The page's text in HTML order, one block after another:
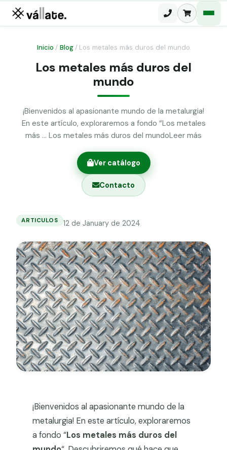
Malla electrosoldada
Malla ganadera
Malla simple torsión
Malla triple torsión
Puerta acceso peatonal
Poste malla Hércules
Poste malla simple torsión
Alambre de espino galvanizado
Alambre liso galvanizado
Malla ocultación 70 g/m² verde
Grapadora
Grapas a-18
Tensor galvanizado
Inicio / Blog / Los metales más duros del mundo
Los metales más duros del
mundo
¡Bienvenidos al apasionante mundo de la metalurgia!
En este artículo, exploraremos a fondo “Los metales
más … Los metales más duros del mundoLeer más
Ver catálogo
Contacto
ARTICULOS 12 de January de 2024
más
duros
del
mundo
¡Bienvenidos al apasionante mundo de la
metalurgia! En este artículo, exploraremos
a fondo “Los metales más duros del